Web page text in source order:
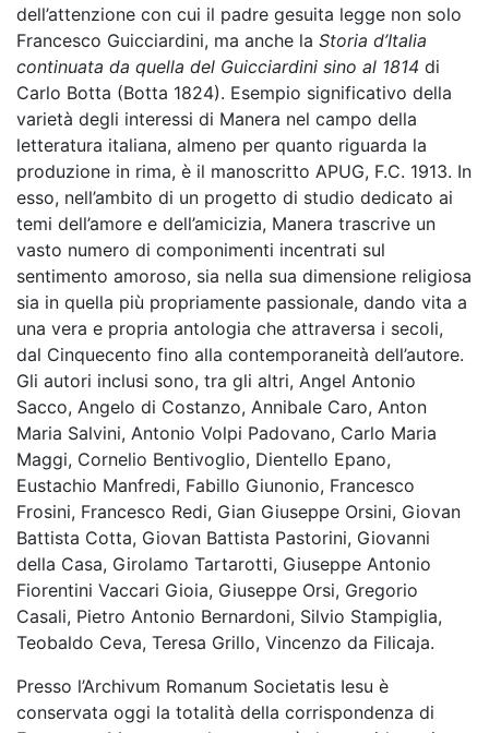
dell’attenzione con cui il padre gesuita legge non solo
Francesco Guicciardini, ma anche la Storia d’Italia
continuata da quella del Guicciardini sino al 1814 di
Carlo Botta (Botta 1824). Esempio significativo della
varietà degli interessi di Manera nel campo della
letteratura italiana, almeno per quanto riguarda la
produzione in rima, è il manoscritto APUG, F.C. 1913. In
esso, nell’ambito di un progetto di studio dedicato ai
temi dell’amore e dell’amicizia, Manera trascrive un
vasto numero di componimenti incentrati sul
sentimento amoroso, sia nella sua dimensione religiosa
sia in quella più propriamente passionale, dando vita a
una vera e propria antologia che attraversa i secoli,
dal Cinquecento fino alla contemporaneità dell’autore.
Gli autori inclusi sono, tra gli altri, Angel Antonio
Sacco, Angelo di Costanzo, Annibale Caro, Anton
Maria Salvini, Antonio Volpi Padovano, Carlo Maria
Maggi, Cornelio Bentivoglio, Dientello Epano,
Eustachio Manfredi, Fabillo Giunonio, Francesco
Frosini, Francesco Redi, Gian Giuseppe Orsini, Giovan
Battista Cotta, Giovan Battista Pastorini, Giovanni
della Casa, Girolamo Tartarotti, Giuseppe Antonio
Fiorentini Vaccari Gioia, Giuseppe Orsi, Gregorio
Casali, Pietro Antonio Bernardoni, Silvio Stampiglia,
Teobaldo Ceva, Teresa Grillo, Vincenzo da Filicaja.
Presso l’Archivum Romanum Societatis Iesu è
conservata oggi la totalità della corrispondenza di